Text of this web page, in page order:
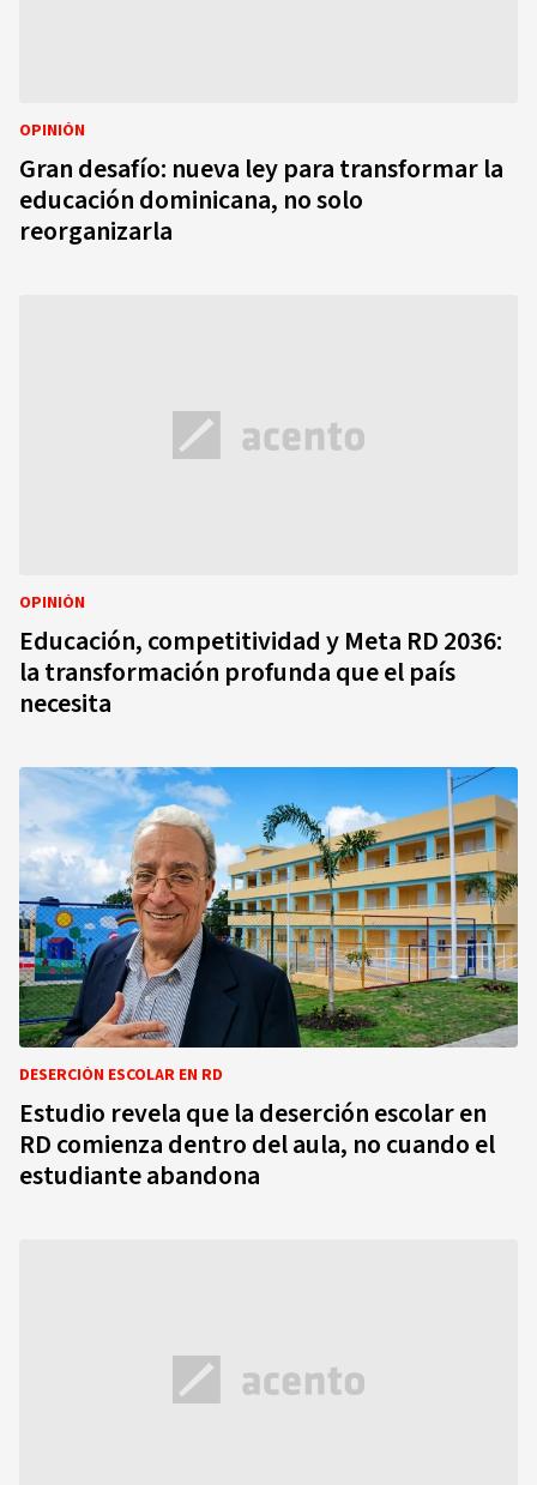
OPINIÓN
Gran desafío: nueva ley para transformar la
educación dominicana, no solo
reorganizarla
OPINIÓN
Educación, competitividad y Meta RD 2036:
la transformación profunda que el país
necesita
DESERCIÓN ESCOLAR EN RD
Estudio revela que la deserción escolar en
RD comienza dentro del aula, no cuando el
estudiante abandona